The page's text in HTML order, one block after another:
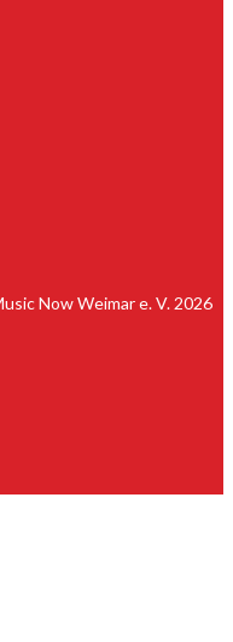
Now Weimar e. V. 2026